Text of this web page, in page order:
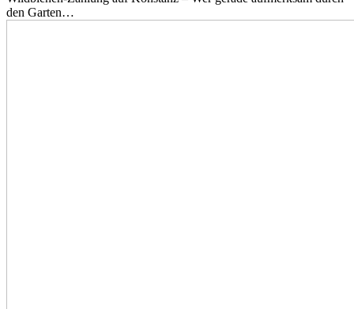
den Garten…